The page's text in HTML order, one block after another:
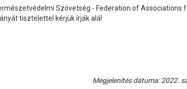
Szövetség - Federation of Associations
tisztelettel kérjük írják alá!
Megjelenítés dátuma: 2022.